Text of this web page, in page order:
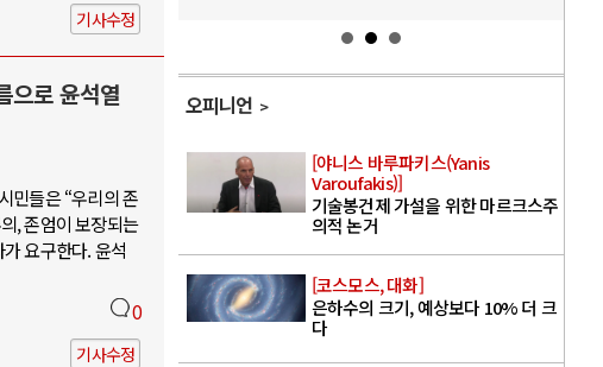
기사수정
으로 윤석열
민들은 “우리의 존
, 존엄이 보장되는
요구한다. 윤석
0
기사수정
오피니언
[야니스 바루파키스(Yanis
Varoufakis)]
기술봉건제 가설을 위한 마르크스주
의적 논거
[코스모스, 대화]
은하수의 크기, 예상보다 10% 더 크
다